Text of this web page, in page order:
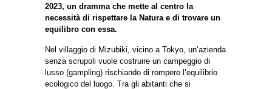
2023, un dramma che mette al centro la
necessità di rispettare la Natura e di trovare un
equilibro con essa.
Nel villaggio di Mizubiki, vicino a Tokyo, un’azienda
senza scrupoli vuole costruire un campeggio di
lusso (gampling) rischiando di rompere l’equilibrio
ecologico del luogo. Tra gli abitanti che si